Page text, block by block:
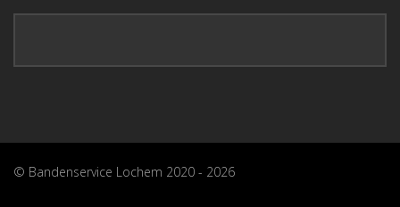
© Bandenservice Lochem 2020 - 2026